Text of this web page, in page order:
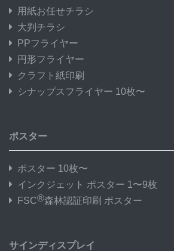
用紙お任せチラシ
大判チラシ
PPフライヤー
円形フライヤー
クラフト紙印刷
シナップスフライヤー 10枚〜
ポスター
ポスター 10枚〜
インクジェット ポスター 1〜9枚
FSC®森林認証印刷 ポスター
サインディスプレイ